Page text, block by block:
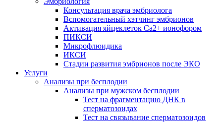
Консультация врача эмбриолога
Вспомогательный хэтчинг эмбрионов
Активация яйцеклеток Са2+ ионофором
ПИКСИ
Микрофлюидика
ИКСИ
Стадии развития эмбрионов после ЭКО
Услуги
Анализы при бесплодии
Анализы при мужском бесплодии
Тест на фрагментацию ДНК в
сперматозоидах
Тест на связывание сперматозоидов